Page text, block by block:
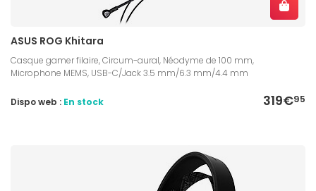
ASUS ROG Khitara
Casque gamer filaire, Circum-aural, Néodyme de 100 mm,
Microphone MEMS, USB-C/Jack 3.5 mm/6.3 mm/4.4 mm
319€95
Dispo web : En stock